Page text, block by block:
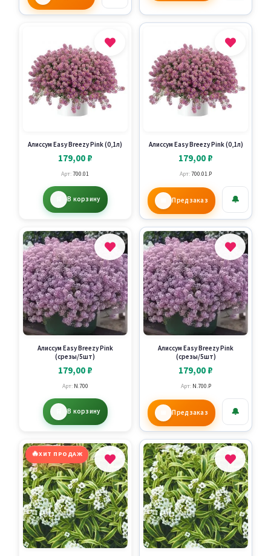
Алиссум Easy Breezy Pink (0,1л)
179,00 ₽
Арт:700.01
В корзину
Алиссум Easy Breezy Pink (0,1л)
179,00 ₽
Арт:700.01.P
Предзаказ 🔔
Алиссум Easy Breezy Pink
(срезы/5шт)
179,00 ₽
Арт: N.700
В корзину
Алиссум Easy Breezy Pink
(срезы/5шт)
179,00 ₽
Арт: N.700.P
Предзаказ 🔔
🔥ХИТ ПРОДАЖ